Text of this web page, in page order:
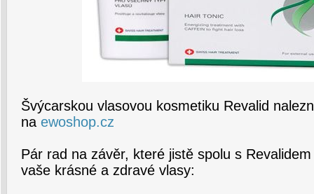
Švýcarskou vlasovou kosmetiku Revalid
na ewoshop.cz
Pár rad na závěr, které jistě spolu s
vaše krásné a zdravé vlasy: